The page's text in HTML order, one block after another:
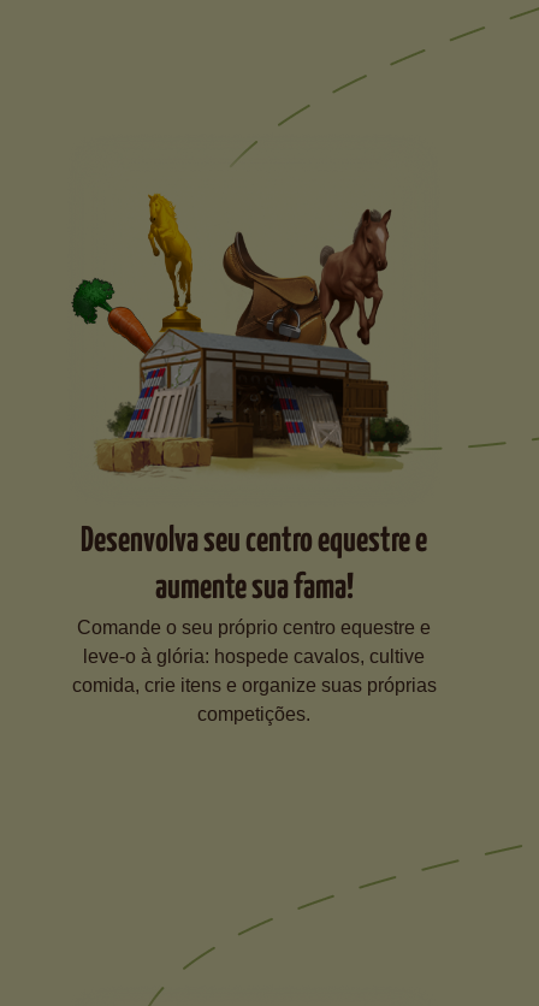
Desenvolva seu centro equestre e
aumente sua fama!
Comande o seu próprio centro equestre e
leve-o à glória: hospede cavalos, cultive
comida, crie itens e organize suas próprias
competições.